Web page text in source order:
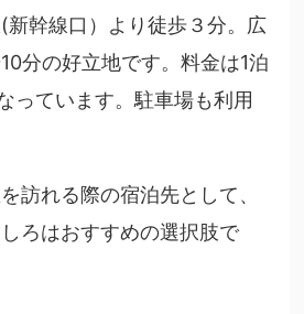
新幹線口）より徒歩３分。広
分の好立地です。料金は1泊
っています。駐車場も利用
訪れる際の宿泊先として、
ろはおすすめの選択肢で